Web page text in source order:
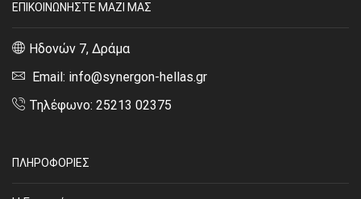
ΕΠΙΚΟΙΝΩΝΗΣΤΕ ΜΑΖΙ ΜΑΣ
Ηδονών 7, Δράμα
Email: info@synergon-hellas.gr
Τηλέφωνο: 25213 02375
ΠΛΗΡΟΦΟΡΙΕΣ